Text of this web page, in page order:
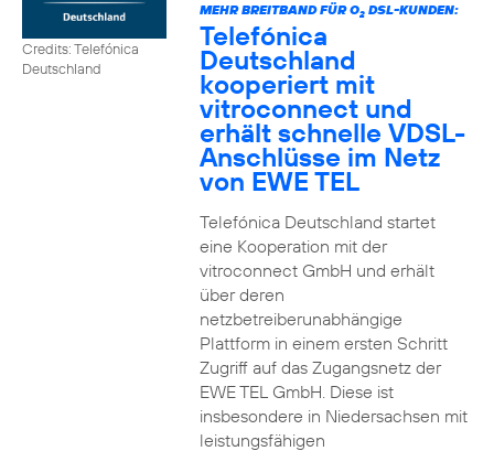
Credits: Telefónica
Deutschland
MEHR BREITBAND FÜR O2DSL-KUNDEN:
Telefónica
Deutschland
kooperiert mit
vitroconnect und
erhält schnelle VDSL-
Anschlüsse im Netz
von EWE TEL
Telefónica Deutschland startet
eine Kooperation mit der
vitroconnect GmbH und erhält
über deren
netzbetreiberunabhängige
Plattform in einem ersten Schritt
Zugriff auf das Zugangsnetz der
EWE TEL GmbH. Diese ist
insbesondere in Niedersachsen mit
leistungsfähigen